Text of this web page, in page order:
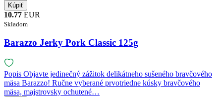
10.77 EUR
Skladom
Barazzo Jerky Pork Classic 125g
Popis Objavte jedinečný zážitok delikátneho sušeného bravčového
mäsa Barazzo! Ručne vyberané prvotriedne kúsky bravčového
mäsa, majstrovsky ochutené…